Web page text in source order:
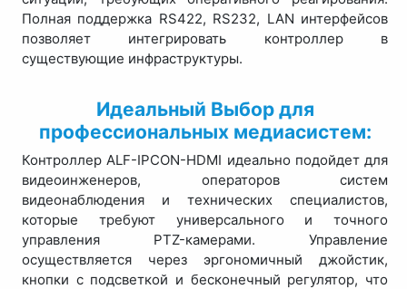
Полная поддержка RS422, RS232, LAN интерфейсов
позволяет интегрировать контроллер в
существующие инфраструктуры.
Идеальный Выбор для
профессиональных медиасистем:
Контроллер ALF-IPCON-HDMI идеально подойдет для
видеоинженеров, операторов систем
видеонаблюдения и технических специалистов,
которые требуют универсального и точного
управления PTZ-камерами. Управление
осуществляется через эргономичный джойстик,
кнопки с подсветкой и бесконечный регулятор, что